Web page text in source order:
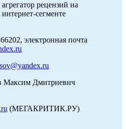
рецензий на
сегменте
электронная почта
Максим Дмитриевич
(МЕГАКРИТИК.РУ)